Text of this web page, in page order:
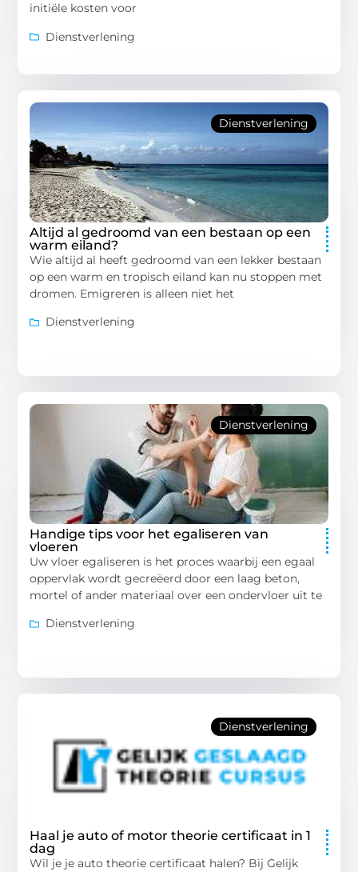
initiële kosten voor
Dienstverlening
Dienstverlening
Altijd al gedroomd van een bestaan op een
warm eiland?
Wie altijd al heeft gedroomd van een lekker bestaan
op een warm en tropisch eiland kan nu stoppen met
dromen. Emigreren is alleen niet het
Dienstverlening
Dienstverlening
Handige tips voor het egaliseren van
vloeren
Uw vloer egaliseren is het proces waarbij een egaal
oppervlak wordt gecreëerd door een laag beton,
mortel of ander materiaal over een ondervloer uit te
Dienstverlening
Dienstverlening
Haal je auto of motor theorie certificaat in 1
dag
Wil je je auto theorie certificaat halen? Bij Gelijk